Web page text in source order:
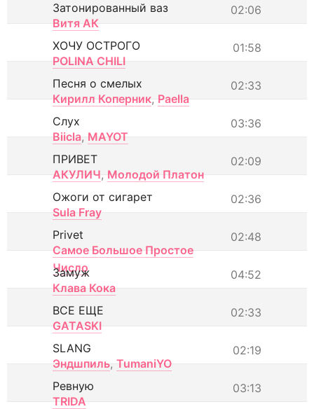
02:06
Затонированный ваз
Витя АК
01:58
ХОЧУ ОСТРОГО
POLINA CHILI
02:33
Песня о смелых
Кирилл Коперник, Paella
03:36
Слух
Biicla, MAYOT
02:09
ПРИВЕТ
АКУЛИЧ, Молодой Платон
02:36
Ожоги от сигарет
Sula Fray
02:48
Privet
Самое Большое Простое
Число
04:52
Замуж
Клава Кока
02:33
ВСЕ ЕЩЕ
GATASKI
02:19
SLANG
Эндшпиль, TumaniYO
03:13
Ревную
TRIDA